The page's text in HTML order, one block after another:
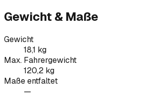
Gewicht & Maße
Gewicht
18,1 kg
Max. Fahrergewicht
120,2 kg
Maße entfaltet
—